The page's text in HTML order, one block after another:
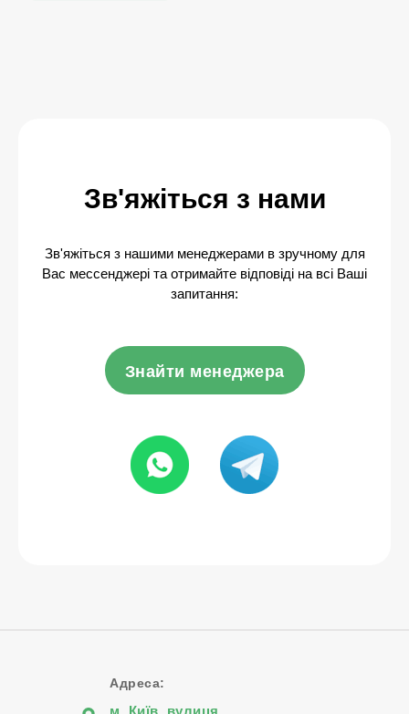
Зв'яжіться з нами
Зв'яжіться з нашими менеджерами в зручному для
Вас мессенджері та отримайте відповіді на всі Ваші
запитання:
Знайти менеджера
Адреса:
м. Київ, вулиця